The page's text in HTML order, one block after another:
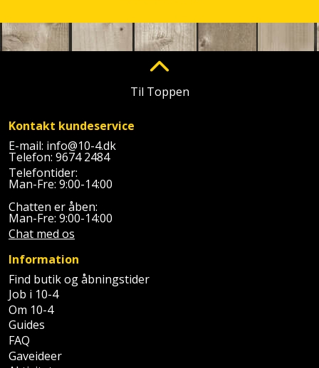
Mursten
Plastlister
Rumdeler
Sand
og
grus
Skruer,
bolte
og
møtrikker
Skunklem
Søm
Landmålerstok
Markeringsværktøj
Mejsel
Murerværktøj
Nedstryger
Nøgleværktøj
Økse
Oliekande
Flamingoskærer
Flisevibrator
Forlængerledning
Fugepistol
Fugtmåler
Gipsskruemaskine
Girafsliber
Girafsliber
tilbehør
Høvl
Grill
Havemøbler
Havepleje
Haveredskaber
Haveslange
og
tilbehør
Havetilbehør
Hegn
Til Toppen
Kontakt kundeservice
E-mail: info@10-4.dk
Telefon: 9674 2484
Telefontider:
Man-Fre: 9:00-14:00
Chatten er åben:
Man-Fre: 9:00-14:00
Chat med os
Information
Find butik og åbningstider
Job i 10-4
Om 10-4
Guides
FAQ
Gaveideer